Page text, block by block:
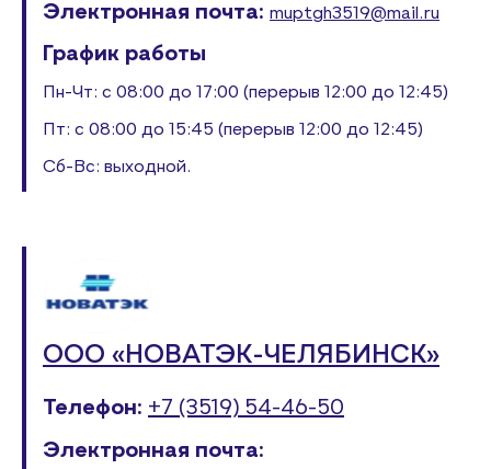
Электронная почта: muptgh3519@mail.ru
График работы
Пн-Чт: с 08:00 до 17:00 (перерыв 12:00 до 12:45)
Пт: с 08:00 до 15:45 (перерыв 12:00 до 12:45)
Сб-Вс: выходной.
ООО «НОВАТЭК-ЧЕЛЯБИНСК»
Телефон: +7 (3519) 54-46-50
Электронная почта: